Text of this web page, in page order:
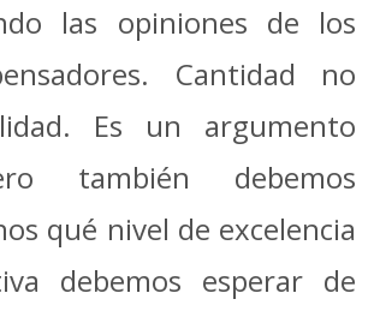
las opiniones de los
Cantidad no
Es un argumento
también debemos
qué nivel de excelencia
debemos esperar de